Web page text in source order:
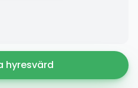
hyresvärd